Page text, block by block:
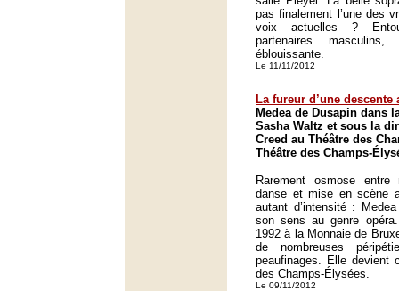
pas finalement l’une des
voix actuelles ?
partenaires
éblouissante.
Le 11/11/2012
La fureur d’une descente
Medea de Dusapin dans
Sasha Waltz et sous la
Creed au Théâtre des
Théâtre des Champs-
Rarement osmose
danse et mise en scène
autant d’intensité :
son sens au genre
1992 à la Monnaie de
de nombreuses
peaufinages. Elle devient
des Champs-Élysées.
Le 09/11/2012